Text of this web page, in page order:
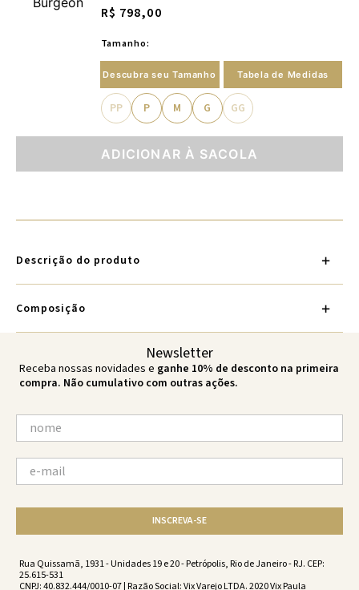
R$ 798,00
Tamanho:
Descubra seu Tamanho Tabela de Medidas
PP P M G GG
ADICIONAR À SACOLA
Descrição do produto
Composição
Newsletter
Receba nossas novidades e ganhe 10% de desconto na primeira
compra. Não cumulativo com outras ações.
INSCREVA-SE
Rua Quissamã, 1931 - Unidades 19 e 20 - Petrópolis, Rio de Janeiro - RJ. CEP:
25.615-531
CNPJ: 40.832.444/0010-07 | Razão Social: Vix Varejo LTDA. 2020 Vix Paula